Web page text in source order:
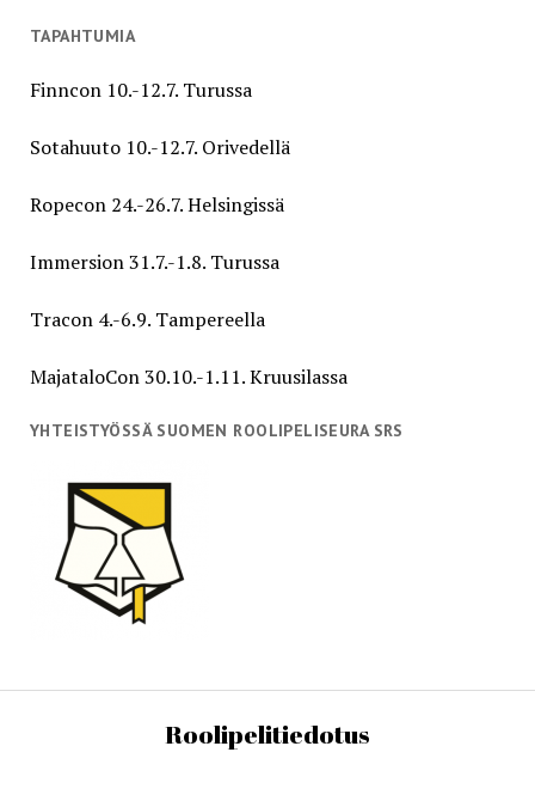
TAPAHTUMIA
Finncon 10.-12.7. Turussa
Sotahuuto 10.-12.7. Orivedellä
Ropecon 24.-26.7. Helsingissä
Immersion 31.7.-1.8. Turussa
Tracon 4.-6.9. Tampereella
MajataloCon 30.10.-1.11. Kruusilassa
YHTEISTYÖSSÄ SUOMEN ROOLIPELISEURA SRS
Roolipelitiedotus